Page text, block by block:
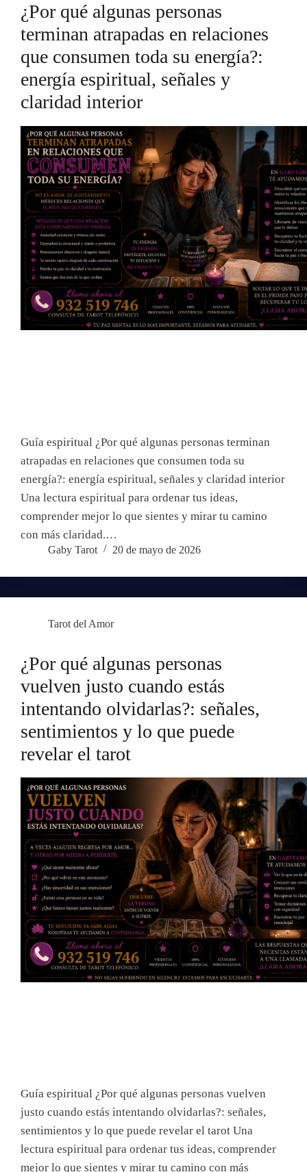
¿Por qué algunas personas
terminan atrapadas en relaciones
que consumen toda su energía?:
energía espiritual, señales y
claridad interior
Guía espiritual ¿Por qué algunas personas terminan
atrapadas en relaciones que consumen toda su
energía?: energía espiritual, señales y claridad interior
Una lectura espiritual para ordenar tus ideas,
comprender mejor lo que sientes y mirar tu camino
con más claridad.…
Gaby Tarot 20 de mayo de 2026
Tarot del Amor
¿Por qué algunas personas
vuelven justo cuando estás
intentando olvidarlas?: señales,
sentimientos y lo que puede
revelar el tarot
Guía espiritual ¿Por qué algunas personas vuelven
justo cuando estás intentando olvidarlas?: señales,
sentimientos y lo que puede revelar el tarot Una
lectura espiritual para ordenar tus ideas, comprender
mejor lo que sientes y mirar tu camino con más